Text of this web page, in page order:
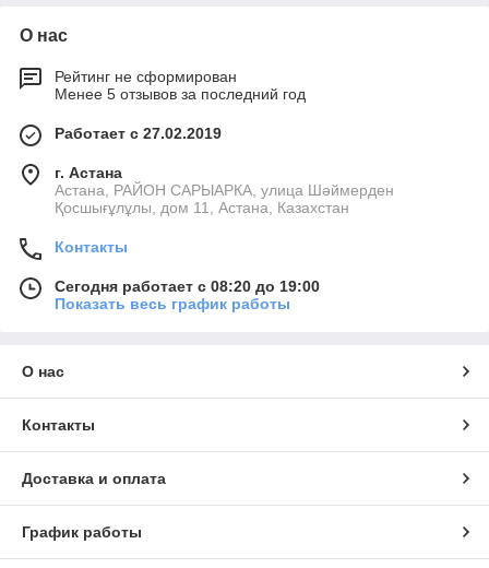
О нас
Рейтинг не сформирован
Менее 5 отзывов за последний год
Работает с 27.02.2019
г. Астана
Астана, РАЙОН САРЫАРКА, улица Шәймерден
Қосшығұлұлы, дом 11, Астана, Казахстан
Контакты
Сегодня работает с 08:20 до 19:00
Показать весь график работы
О нас
Контакты
Доставка и оплата
График работы